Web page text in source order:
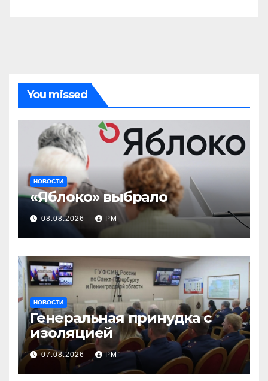
You missed
НОВОСТИ
«Яблоко» выбрало
08.08.2026 РМ
НОВОСТИ
Генеральная принудка с
изоляцией
07.08.2026 РМ